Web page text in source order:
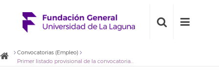
Convocatorias (Empleo)
Primer listado provisional de la convocatoria de selección de personal para conformar una bolsa de empleo para el desarrollo de actividades de promoción y gestión de proyectos de innovación (2017BDE027)